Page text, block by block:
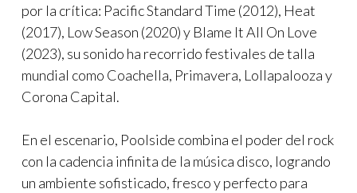
por la crítica: Pacific Standard Time (2012), Heat
(2017), Low Season (2020) y Blame It All On Love
(2023), su sonido ha recorrido festivales de talla
mundial como Coachella, Primavera, Lollapalooza y
Corona Capital.
En el escenario, Poolside combina el poder del rock
con la cadencia infinita de la música disco, logrando
un ambiente sofisticado, fresco y perfecto para